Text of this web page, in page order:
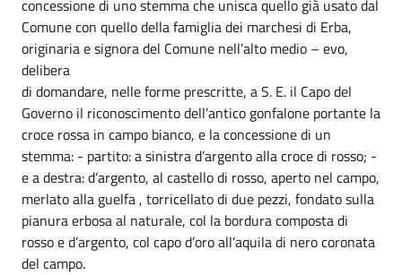
concessione di uno stemma che unisca quello già usato dal
Comune con quello della famiglia dei marchesi di Erba,
originaria e signora del Comune nell’alto medio – evo,
delibera
di domandare, nelle forme prescritte, a S. E. il Capo del
Governo il riconoscimento dell’antico gonfalone portante la
croce rossa in campo bianco, e la concessione di un
stemma: - partito: a sinistra d’argento alla croce di rosso; -
e a destra: d’argento, al castello di rosso, aperto nel campo,
merlato alla guelfa , torricellato di due pezzi, fondato sulla
pianura erbosa al naturale, col la bordura composta di
rosso e d’argento, col capo d’oro all’aquila di nero coronata
del campo.